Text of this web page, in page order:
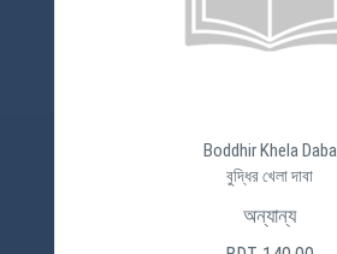
Boddhir Khela Daba
বুদ্ধির খেলা দাবা
অন্যান্য